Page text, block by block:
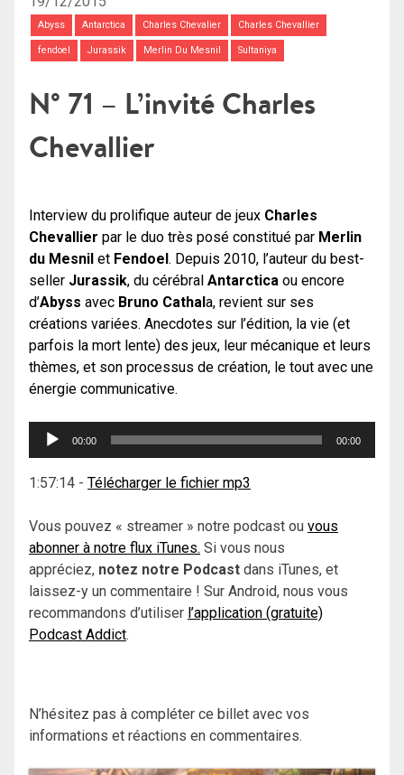
Abyss Antarctica Charles Chevalier Charles Chevallier
fendoel Jurassik Merlin Du Mesnil Sultaniya
N° 71 – L’invité Charles
Chevallier
Interview du prolifique auteur de jeux Charles
Chevallier par le duo très posé constitué par Merlin
du Mesnil et Fendoel. Depuis 2010, l’auteur du best-
seller Jurassik, du cérébral Antarctica ou encore
d’Abyss avec Bruno Cathala, revient sur ses
créations variées. Anecdotes sur l’édition, la vie (et
parfois la mort lente) des jeux, leur mécanique et leurs
thèmes, et son processus de création, le tout avec une
énergie communicative.
Lecteur
00:00 00:00
1:57:14 - Télécharger le fichier mp3
Vous pouvez « streamer » notre podcast ou vous
abonner à notre flux iTunes. Si vous nous
appréciez, notez notre Podcast dans iTunes, et
laissez-y un commentaire ! Sur Android, nous vous
recommandons d’utiliser l’application (gratuite)
Podcast Addict.
N’hésitez pas à compléter ce billet avec vos
informations et réactions en commentaires.